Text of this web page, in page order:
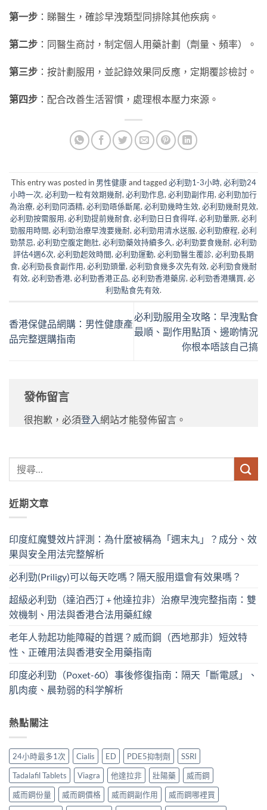
第一步 ：睇醫生，確診早洩類型同排除其他疾病。
第二步 ：同醫生商討，制定個人用藥計劃（劑量、頻率）。
第三步 ：按計劃服用，並記錄效果同反應，定期覆診檢討。
第四步 ：配合改善生活習慣，處理根本壓力來源。
This entry was posted in 男性健康and tagged必利勁1-3小時, 必利勁24
小時一次, 必利勁一粒有效期幾耐, 必利勁作息, 必利勁副作用, 必利勁加行
為治療, 必利勁同酒精, 必利勁唔係斷尾, 必利勁幾時生效, 必利勁幾耐見效,
必利勁按需服用, 必利勁提前幾耐食, 必利勁日日食得咩, 必利勁暈厥, 必利
勁服用時間, 必利勁治療早洩要幾耐, 必利勁用清水送服, 必利勁療程, 必利
勁禁忌, 必利勁空腹定飽肚, 必利勁藥效持續多久, 必利勁要食幾耐, 必利勁
評估4週6次, 必利勁起效時間, 必利勁運動, 必利勁醫生覆診, 必利勁長期
食, 必利勁長食副作用, 必利勁頭暈, 必利勁食幾多次先有效, 必利勁食幾耐
有效, 必利勁香港, 必利勁香港正品, 必利勁香港藥房, 必利勁香港購買, 必
利勁點食先有效.
香港保健品網購：男性健康產
品完整選購指南
必利勁服用全攻略：早洩點食
最順、副作用點頂、邊啲情況
你根本唔該自己搞
發佈留言
很抱歉，必須登入 網站才能發佈留言。
近期文章
印度紅魔雙效片評測：為什麼被稱為「週末丸」？成分、效
果與安全用法完整解析
必利勁(Priligy)可以每天吃嗎？隔天服用還會有效果嗎？
超級必利勁（達泊西汀 + 他達拉非）治療早洩完整指南：雙
效機制、用法與香港合法用藥紅線
老年人勃起功能障礙的首選？威而鋼（西地那非）短效特
性、正確用法與香港安全用藥指南
印度必利勁（Poxet-60）事後修復指南：隔天「斷電感」、
肌肉痠、晨勃弱的科学解析
熱點關注
24小時最多1次 Cialis ED PDE5抑制劑
SSRI
Tadalafil Tablets
Viagra 他達拉非 壯陽藥
威而鋼
威而鋼份量
威而鋼價格 威而鋼副作用
威而鋼哪裡買